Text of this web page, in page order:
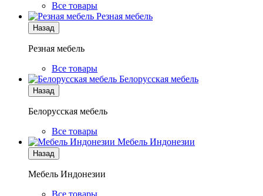
Все товары
Резная мебель
Назад
Резная мебель
Все товары
Белорусская мебель
Назад
Белорусская мебель
Все товары
Мебель Индонезии
Назад
Мебель Индонезии
Все товары